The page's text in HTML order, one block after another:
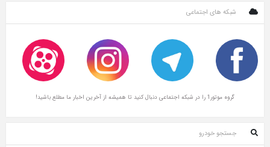
شبکه های اجتماعی
گروه موتور1 را در شبکه اجتماعی دنبال کنید تا همیشه از آخرین اخبار ما مطلع باشید!
جستجو خودرو